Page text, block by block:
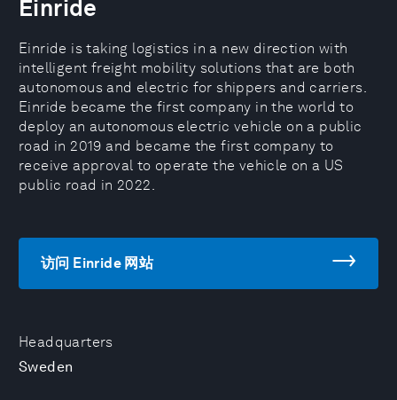
Headquarters
Sweden
Einride
Einride is taking logistics in a new direction with
intelligent freight mobility solutions that are both
autonomous and electric for shippers and carriers.
Einride became the first company in the world to
deploy an autonomous electric vehicle on a public
road in 2019 and became the first company to
receive approval to operate the vehicle on a US
public road in 2022.
访问 Einride 网站